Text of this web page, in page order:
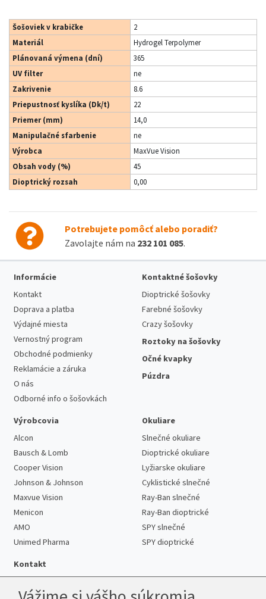
Šošoviek v krabičke
2
Materiál
Hydrogel Terpolymer
Plánovaná výmena (dní)
365
UV filter
ne
Zakrivenie
8.6
Priepustnosť kyslíka (Dk/t)
22
Priemer (mm)
14,0
Manipulačné sfarbenie
ne
Výrobca
MaxVue Vision
Obsah vody (%)
45
Dioptrický rozsah
0,00
Potrebujete pomôcť alebo poradiť?
Zavolajte nám na 232 101 085.
Informácie
Kontakt
Doprava a platba
Výdajné miesta
Vernostný program
Obchodné podmienky
Reklamácie a záruka
O nás
Odborné info o šošovkách
Kontaktné šošovky
Dioptrické šošovky
Farebné šošovky
Crazy šošovky
Roztoky na šošovky
Očné kvapky
Púzdra
Výrobcovia
Alcon
Bausch & Lomb
Cooper Vision
Johnson & Johnson
Maxvue Vision
Menicon
AMO
Unimed Pharma
Okuliare
Slnečné okuliare
Dioptrické okuliare
Lyžiarske okuliare
Cyklistické slnečné
Ray-Ban slnečné
Ray-Ban dioptrické
SPY slnečné
SPY dioptrické
Kontakt